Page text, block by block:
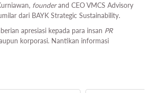
founderand CEO VMCS Advisory
dari BAYK Strategic Sustainability.
apresiasi kepada para insan PR
korporasi. Nantikan informasi